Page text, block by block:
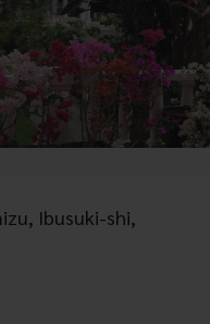
Ibusuki-shi,